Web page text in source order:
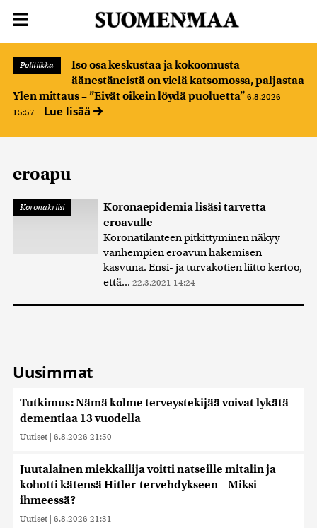
Politiikka
Iso osa keskustaa ja kokoomusta
äänestäneistä on vielä katsomossa, paljastaa
Ylen mittaus – ”Eivät oikein löydä puoluetta” 6.8.2026
15:57
Lue lisää
eroapu
Koronakriisi
Koronaepidemia lisäsi tarvetta
eroavulle
Koronatilanteen pitkittyminen näkyy
vanhempien eroavun hakemisen
kasvuna. Ensi- ja turvakotien liitto kertoo,
että... 22.3.2021 14:24
Uusimmat
Tutkimus: Nämä kolme terveystekijää voivat lykätä
dementiaa 13 vuodella
Uutiset | 6.8.2026 21:50
Juutalainen miekkailija voitti natseille mitalin ja
kohotti kätensä Hitler-tervehdykseen – Miksi
ihmeessä?
Uutiset | 6.8.2026 21:31